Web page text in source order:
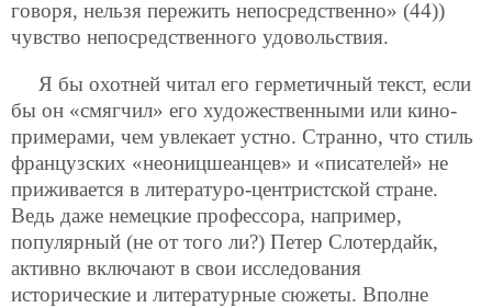
говоря, нельзя пережить непосредственно» (44))
чувство непосредственного удовольствия.
Я бы охотней читал его герметичный текст, если
бы он «смягчил» его художественными или кино-
примерами, чем увлекает устно. Странно, что стиль
французских «неоницшеанцев» и «писателей» не
приживается в литературо-центристской стране.
Ведь даже немецкие профессора, например,
популярный (не от того ли?) Петер Слотердайк,
активно включают в свои исследования
исторические и литературные сюжеты. Вполне